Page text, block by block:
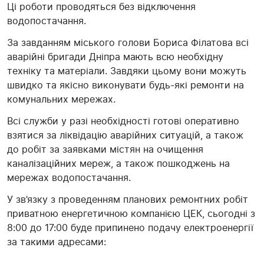
Ці роботи проводяться без відключення
водопостачання.
За завданням міського голови Бориса Філатова всі
аварійні бригади Дніпра мають всю необхідну
техніку та матеріали. Завдяки цьому вони можуть
швидко та якісно виконувати будь-які ремонти на
комунальних мережах.
Всі служби у разі необхідності готові оперативно
взятися за ліквідацію аварійних ситуацій, а також
до робіт за заявками містян на очищення
каналізаційних мереж, а також пошкоджень на
мережах водопостачання.
У зв’язку з проведенням планових ремонтних робіт
приватною енергетичною компанією ЦЕК, сьогодні з
8:00 до 17:00 буде припинено подачу електроенергії
за такими адресами: